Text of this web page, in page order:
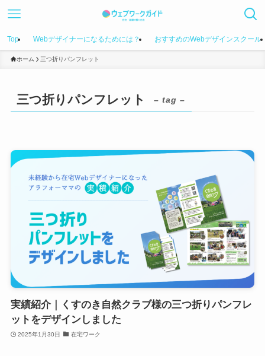
Top Webデザイナーになるためには？ おすすめのWebデザインスクール
ホーム 三つ折りパンフレット
三つ折りパンフレット – tag –
実績紹介｜くすのき自然クラブ様の三つ折りパンフレ
ットをデザインしました
2025年1月30日 在宅ワーク